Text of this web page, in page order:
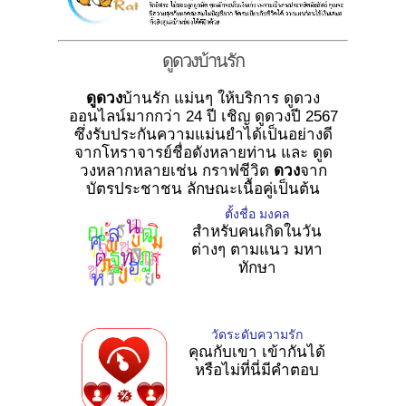
ดูดวงบ้านรัก
ดูดวงบ้านรัก แม่นๆ ให้บริการ ดูดวง
ออนไลน์มากกว่า 24 ปี เชิญ ดูดวงปี 2567
ซึ่งรับประกันความแม่นยำได้เป็นอย่างดี
จากโหราจารย์ชื่อดังหลายท่าน และ ดูด
วงหลากหลายเช่น กราฟชีวิต ดวงจาก
บัตรประชาชน ลักษณะเนื้อคู่เป็นต้น
ตั้งชื่อ มงคล
สำหรับคนเกิดในวัน
ต่างๆ ตามแนว มหา
ทักษา
วัดระดับความรัก
คุณกับเขา เข้ากันได้
หรือไม่ที่นี่มีคำตอบ